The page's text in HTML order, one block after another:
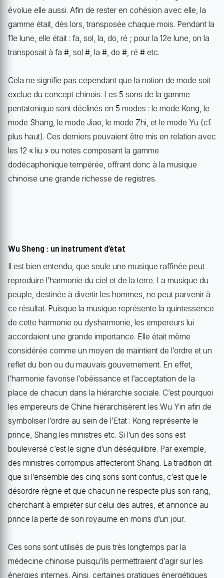
évolue elle aussi. Afin de rester en cohésion avec elle, la
gamme était, dès lors, transposée chaque mois. Pendant la
11e lune, elle était : fa, sol, la, do, ré ; pour la 12e lune, on la
transposait à fa #, sol #, la #, do #, ré # etc.
Cela ne signifie pas cependant que la notion de mode soit
exclue du concept chinois. Les 5 sons de la gamme
pentatonique sont déclinés en 5 modes : le mode Kong, le
mode Shang, le mode Jiao, le mode Zhi, et le mode Yu (cf.
plus haut). Ces derniers pouvaient être mis en relation avec
les 12 « liu » ou notes composant la gamme
dodécaphonique tempérée, offrant donc à la musique
chinoise une grande richesse de registres.
Wu Sheng : un instrument d’état
Il est bien entendu, que seule une musique raffinée peut
reproduire l’harmonie du ciel et de la terre. La musique du
peuple, destinée à divertir les hommes, ne peut parvenir à
ce résultat. Puisque la musique représente la quintessence
de cette harmonie ou dysharmonie, les empereurs lui
accordaient une grande importance. Elle était même
considérée comme un moyen de maintient de l’ordre et un
reflet du bon ou du mauvais gouvernement. En effet,
l’harmonie favorise l’obéissance et l’acceptation de la
place de chacun dans la hiérarchie sociale. C’est pourquoi
les empereurs de Chine hiérarchisèrent les Wu Yin afin de
symboliser l’ordre au sein de l’Etat : Kong représente le
prince, Shang les ministres etc. Si l’un des sons est
bouleversé c’est le signe d’un déséquilibre. Par exemple,
des ministres corrompus affecteront Shang. La tradition dit
que si l’ensemble des cinq sons sont confus, c’est que le
désordre règne et que chacun ne respecte plus son rang,
cherchant à empiéter sur celui des autres, et annonce au
prince la perte de son royaume en moins d’un jour.
Ces sons sont utilisés de puis très longtemps par la
médecine chinoise puisqu’ils permettraient d’agir sur les
énergies internes. Ainsi, certaines pratiques énergétiques